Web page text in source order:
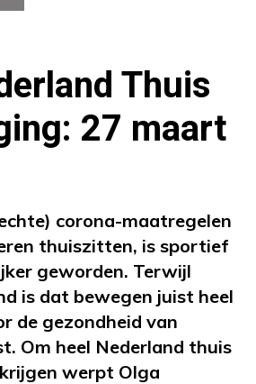
Thuis
27 maart
corona-maatregelen
thuiszitten, is sportief
geworden. Terwijl
is dat bewegen juist heel
de gezondheid van
Om heel Nederland thuis
werpt Olga